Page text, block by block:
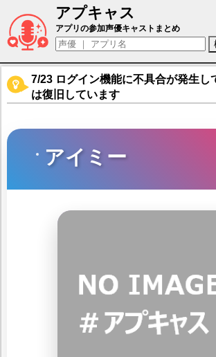
アプキャス
アイミー（声優：釘宮理恵)
アプリの参加声優キャストまとめ
7/23 ログイン機能に不具合が発生し
は復旧しています
アイミー